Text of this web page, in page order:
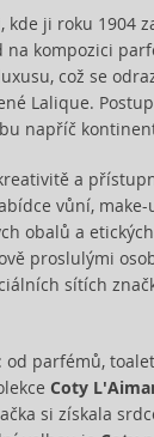
kde ji roku 1904
kompozici
což se
Lalique.
napříč
a
vůní,
obalů a
proslulými
sítích
parfémů,
Coty
si získala